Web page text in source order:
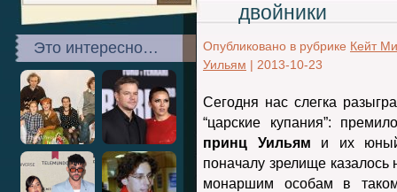
Это интересно…
двойники
Опубликовано в рубрике Кейт
Уильям | 2013-10-23
Сегодня нас слегка
“царские купания”:
принц Уильям и их юный
поначалу зрелище
монаршим особам в